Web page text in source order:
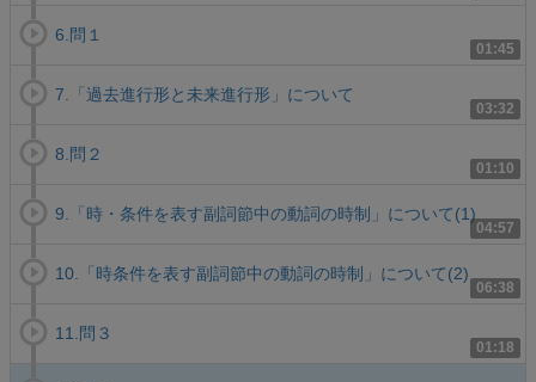
01:45
6.問１
03:32
7.「過去進行形と未来進行形」について
01:10
8.問２
04:57
9.「時・条件を表す副詞節中の動詞の時制」について(1)
06:38
10.「時条件を表す副詞節中の動詞の時制」について(2)
01:18
11.問３